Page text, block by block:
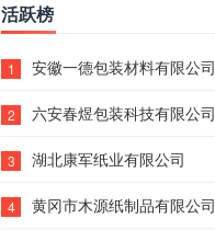
活跃榜
1 安徽一德包装材料有限公司
2 六安春煜包装科技有限公司
3 湖北康军纸业有限公司
4 黄冈市木源纸制品有限公司